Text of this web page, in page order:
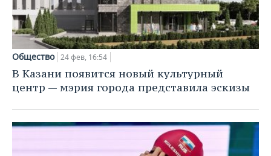
Общество 24 фев, 16:54
В Казани появится новый культурный
центр — мэрия города представила эскизы